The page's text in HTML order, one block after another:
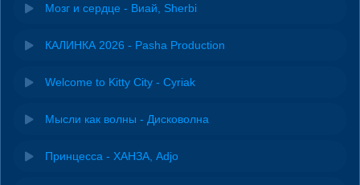
Мозг и сердце - Виай, Sherbi
КАЛИНКА 2026 - Pasha Production
Welcome to Kitty City - Cyriak
Мысли как волны - Дисковолна
Принцесса - ХАНЗА, Adjo